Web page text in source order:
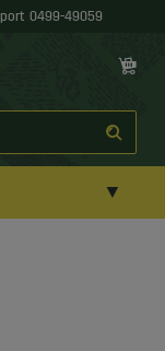
0499-49059
▼